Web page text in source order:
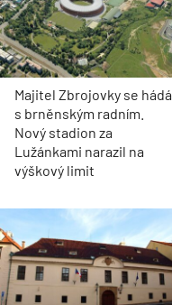
Majitel Zbrojovky se hádá
s brněnským radním.
Nový stadion za
Lužánkami narazil na
výškový limit